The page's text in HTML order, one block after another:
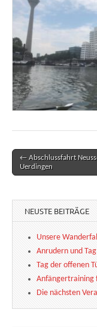
Post navigation
← Abschlussfahrt
Uerdingen
NEUSTE BEITRÄGE
Unsere
Anrudern und
Tag der offenen
Anfängertraining
Die nächsten